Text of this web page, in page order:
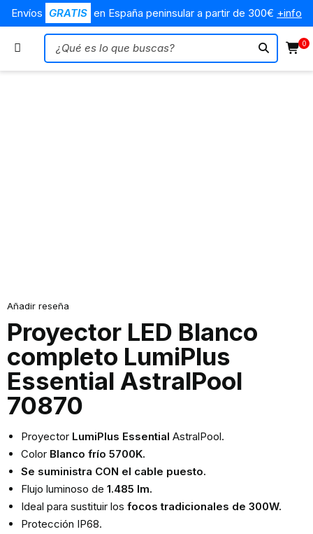
Envíos GRATIS en España peninsular a partir de 300€ +info
0
Añadir reseña
Proyector LED Blanco
completo LumiPlus
Essential AstralPool
70870
Proyector LumiPlus Essential AstralPool.
Color Blanco frío 5700K.
Se suministra CON el cable puesto.
Flujo luminoso de 1.485 lm.
Ideal para sustituir los focos tradicionales de 300W.
Protección IP68.